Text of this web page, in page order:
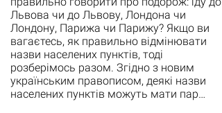
Львова чи до Львову, Лондона чи
Лондону, Парижа чи Парижу? Якщо ви
вагаєтесь, як правильно відмінювати
назви населених пунктів, тоді
розберімось разом. Згідно з новим
українським правописом, деякі назви
населених пунктів можуть мати пар…